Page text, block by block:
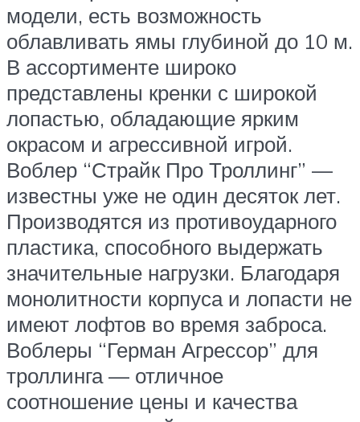
модели, есть возможность
облавливать ямы глубиной до 10 м.
В ассортименте широко
представлены кренки с широкой
лопастью, обладающие ярким
окрасом и агрессивной игрой.
Воблер “Страйк Про Троллинг” —
известны уже не один десяток лет.
Производятся из противоударного
пластика, способного выдержать
значительные нагрузки. Благодаря
монолитности корпуса и лопасти не
имеют лофтов во время заброса.
Воблеры “Герман Агрессор” для
троллинга — отличное
соотношение цены и качества